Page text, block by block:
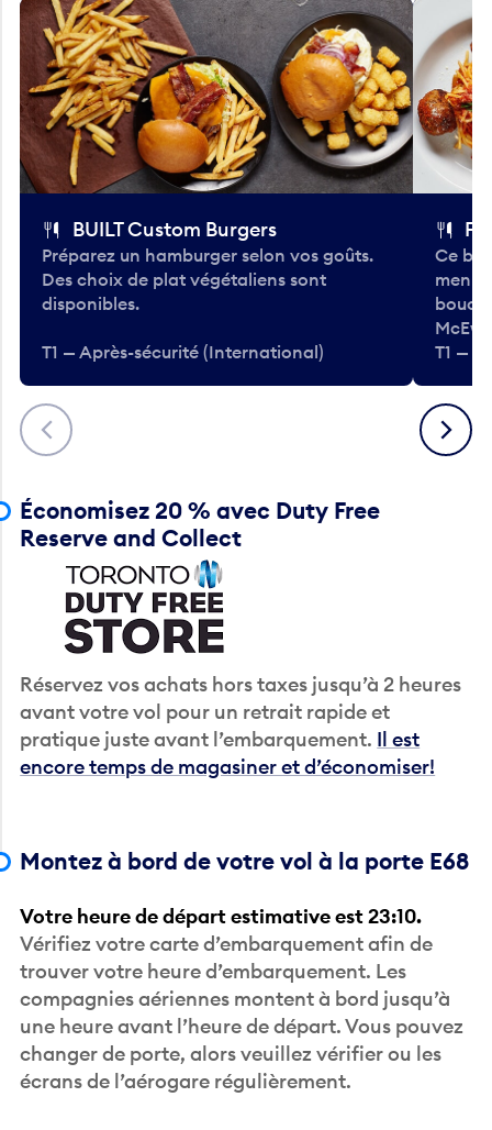
Précédent
BUILT Custom Burgers
Préparez un hamburger selon vos goûts.
Des choix de plat végétaliens sont
disponibles.
T1 — Après-sécurité (International)
Ce
menu
T1 —
Suivant
Économisez 20 % avec Duty Free
Reserve and Collect
Réservez vos achats hors taxes jusqu’à 2 heures
avant votre vol pour un retrait rapide et
pratique juste avant l’embarquement. Il est
encore temps de magasiner et d’économiser!
Montez à bord de votre vol à la porte E68
Votre heure de départ estimative est 23:10.
Vérifiez votre carte d’embarquement afin de
trouver votre heure d’embarquement. Les
compagnies aériennes montent à bord jusqu’à
une heure avant l’heure de départ. Vous pouvez
changer de porte, alors veuillez vérifier ou les
écrans de l’aérogare régulièrement.